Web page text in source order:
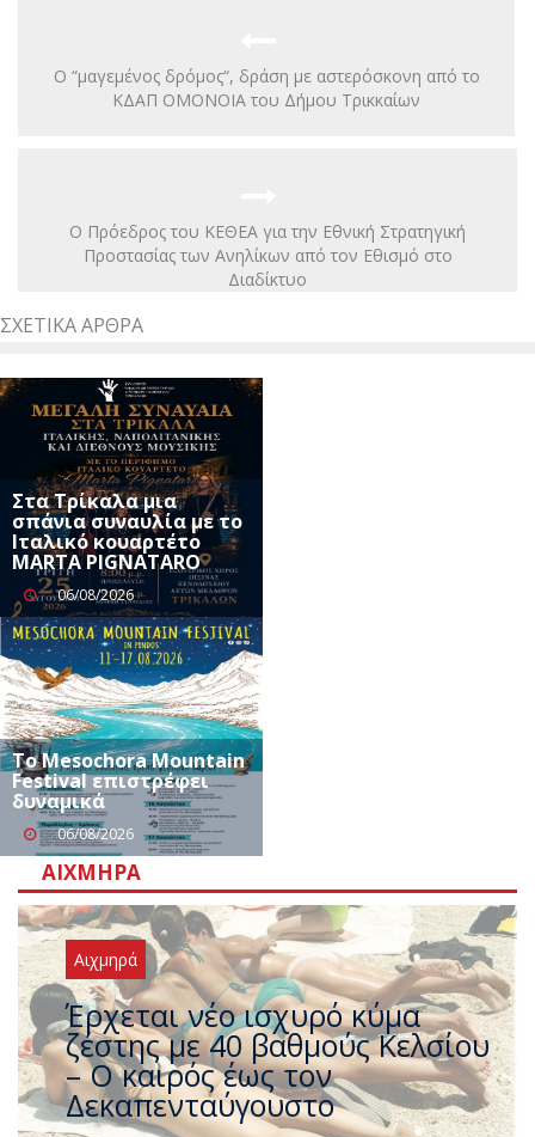
Ο “μαγεμένος δρόμος“, δράση με αστερόσκονη από το
ΚΔΑΠ ΟΜΟΝΟΙΑ του Δήμου Τρικκαίων
O Πρόεδρος του ΚΕΘΕΑ για την Εθνική Στρατηγική
Προστασίας των Ανηλίκων από τον Εθισμό στο
Διαδίκτυο
ΣΧΕΤΙΚΆ ΆΡΘΡΑ
Στα Τρίκαλα μια
σπάνια συναυλία με το
Ιταλικό κουαρτέτο
MARTA PIGNATARO
06/08/2026
Το Mesochora Mountain
Festival επιστρέφει
δυναμικά
06/08/2026
ΑΙΧΜΗΡΆ
Αιχμηρά
Άφαντος ο Τσίπρας… την ώρα
που η χώρα καίγεται